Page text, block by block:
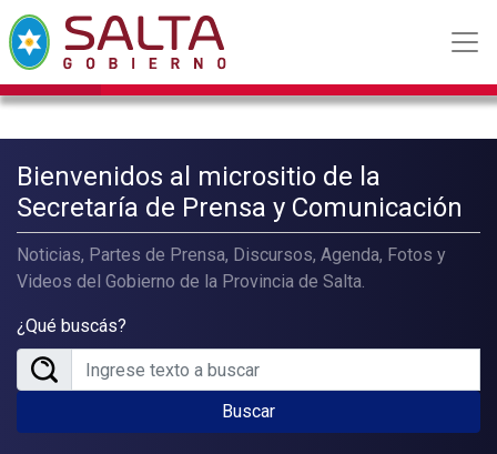
Bienvenidos al micrositio de la
Secretaría de Prensa y Comunicación
Noticias, Partes de Prensa, Discursos, Agenda, Fotos y
Videos del Gobierno de la Provincia de Salta.
¿Qué buscás?
Buscar